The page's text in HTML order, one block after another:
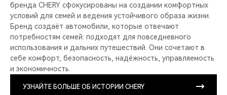
бренда CHERY сфокусированы на создании комфортных
условий для семей и ведения устойчивого образа жизни.
Бренд создаёт автомобили, которые отвечают
потребностям семей: подходят для повседневного
использования и дальних путешествий. Они сочетают в
себе комфорт, безопасность, надёжность, управляемость
и экономичность.
УЗНАЙТЕ БОЛЬШЕ ОБ ИСТОРИИ CHERY